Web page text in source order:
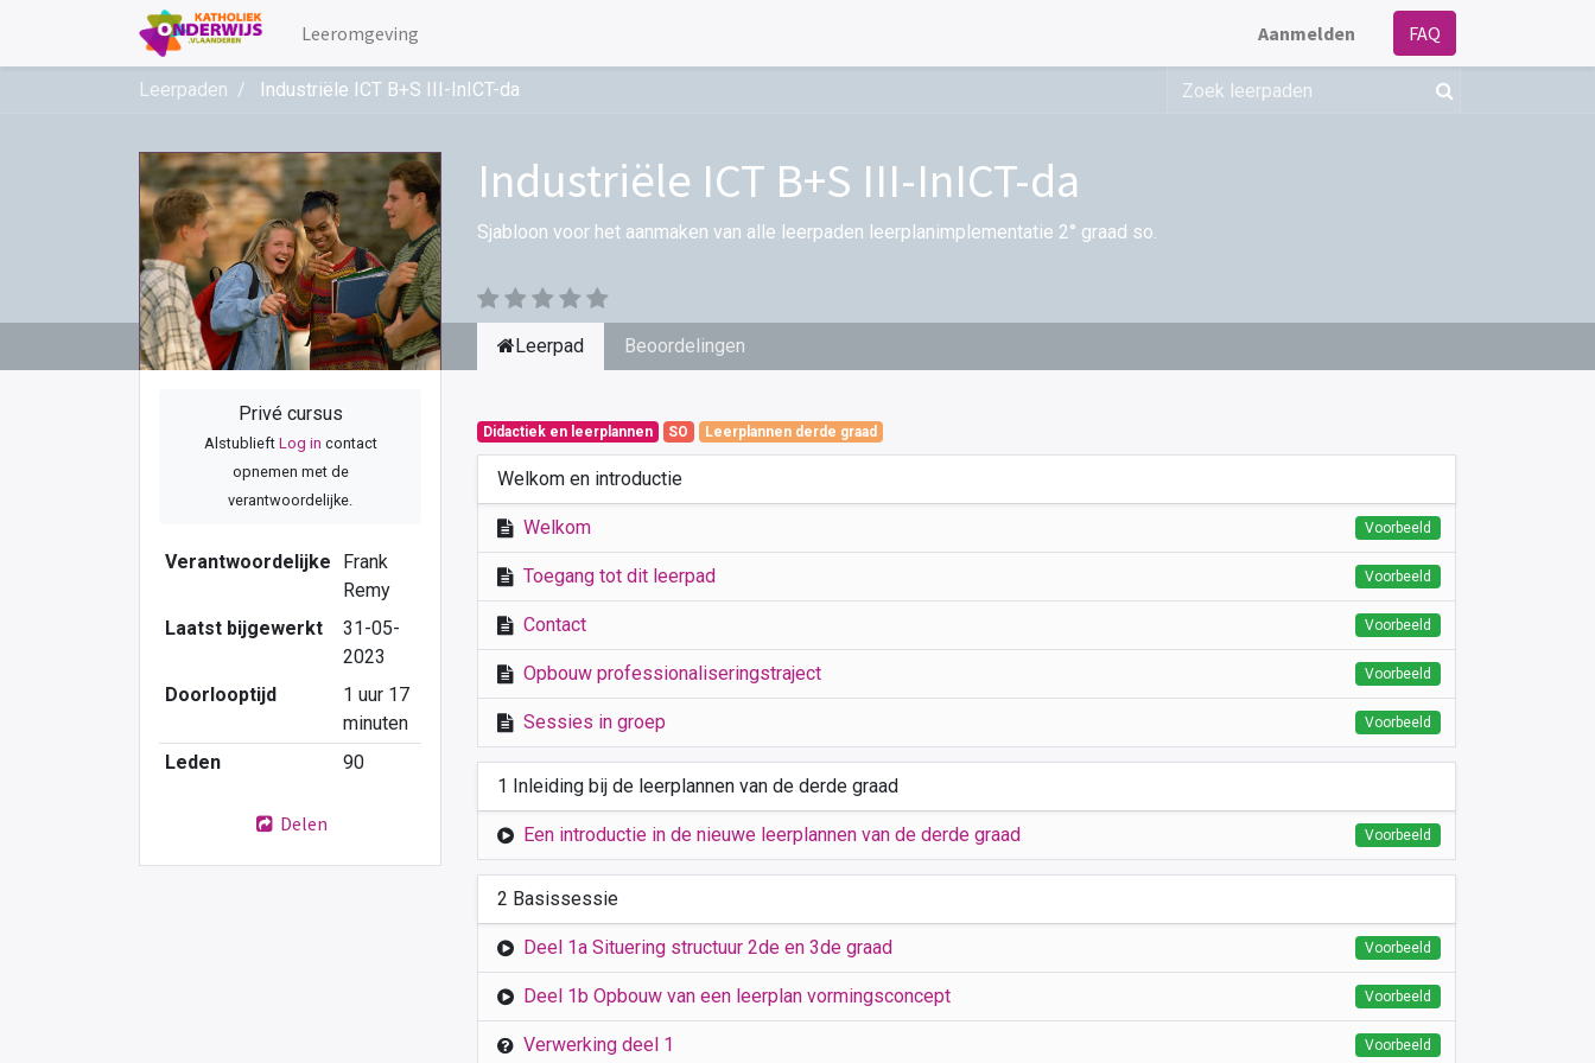
Leeromgeving Aanmelden FAQ
Leerpaden Industriële ICT B+S III-InICT-da
Industriële ICT B+S III-InICT-da
Sjabloon voor het aanmaken van alle leerpaden leerplanimplementatie 2° graad so.
Privé cursus
Alstublieft Log in contact
opnemen met de
verantwoordelijke.
Verantwoordelijke
Frank
Remy
Laatst bijgewerkt
31-05-
2023
Doorlooptijd
1 uur 17
minuten
Leden
90
Delen
Leerpad Beoordelingen
Didactiek en leerplannen SO Leerplannen derde graad
Welkom en introductie
Welkom Voorbeeld
Toegang tot dit leerpad Voorbeeld
Contact Voorbeeld
Opbouw professionaliseringstraject Voorbeeld
Sessies in groep Voorbeeld
1 Inleiding bij de leerplannen van de derde graad
Een introductie in de nieuwe leerplannen van de derde graad Voorbeeld
2 Basissessie
Deel 1a Situering structuur 2de en 3de graad Voorbeeld
Deel 1b Opbouw van een leerplan vormingsconcept Voorbeeld
Verwerking deel 1 Voorbeeld